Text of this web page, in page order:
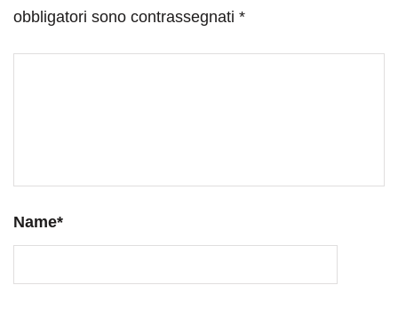
obbligatori sono contrassegnati *
Name*